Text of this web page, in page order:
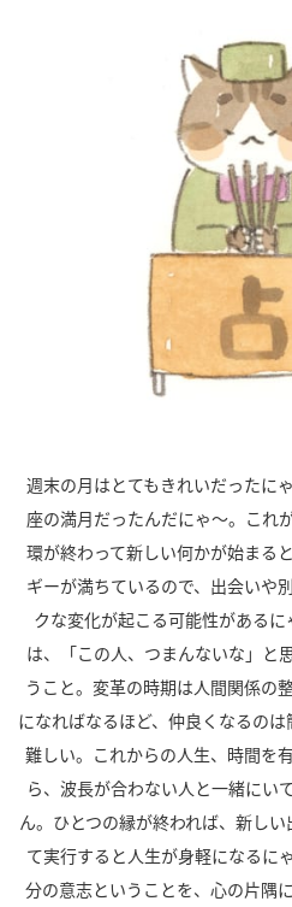
週末の月はとてもきれいだったに
座の満月だったんだにゃ～。これ
環が終わって新しい何かが始まる
ギーが満ちているので、出会いや
クな変化が起こる可能性がある
は、「この人、つまんないな」と
うこと。変革の時期は人間関係の
になればなるほど、仲良くなるの
難しい。これからの人生、時間を
ら、波長が合わない人と一緒にい
ん。ひとつの縁が終われば、新し
て実行すると人生が身軽になるに
分の意志ということを、心の片隅